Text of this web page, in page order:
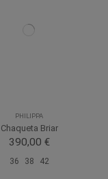
PHILIPPA
Chaqueta Briar
390,00 €
36 38 42